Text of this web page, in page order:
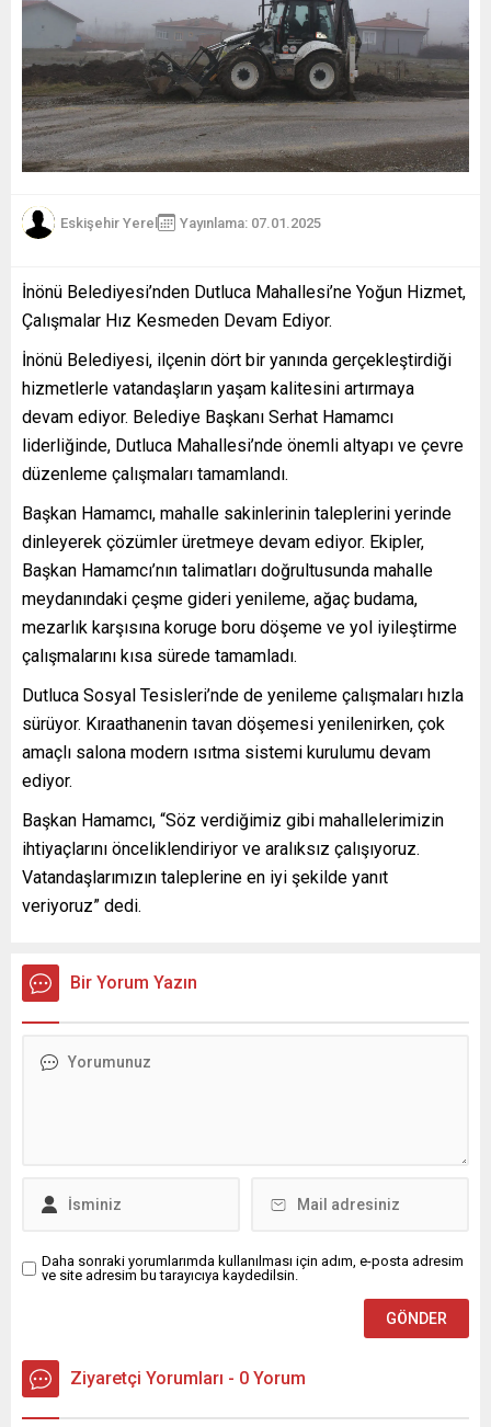
Eskişehir Yerel Yayınlama: 07.01.2025
İnönü Belediyesi’nden Dutluca Mahallesi’ne Yoğun Hizmet,
Çalışmalar Hız Kesmeden Devam Ediyor.
İnönü Belediyesi, ilçenin dört bir yanında gerçekleştirdiği
hizmetlerle vatandaşların yaşam kalitesini artırmaya
devam ediyor. Belediye Başkanı Serhat Hamamcı
liderliğinde, Dutluca Mahallesi’nde önemli altyapı ve çevre
düzenleme çalışmaları tamamlandı.
Başkan Hamamcı, mahalle sakinlerinin taleplerini yerinde
dinleyerek çözümler üretmeye devam ediyor. Ekipler,
Başkan Hamamcı’nın talimatları doğrultusunda mahalle
meydanındaki çeşme gideri yenileme, ağaç budama,
mezarlık karşısına koruge boru döşeme ve yol iyileştirme
çalışmalarını kısa sürede tamamladı.
Dutluca Sosyal Tesisleri’nde de yenileme çalışmaları hızla
sürüyor. Kıraathanenin tavan döşemesi yenilenirken, çok
amaçlı salona modern ısıtma sistemi kurulumu devam
ediyor.
Başkan Hamamcı, “Söz verdiğimiz gibi mahallelerimizin
ihtiyaçlarını önceliklendiriyor ve aralıksız çalışıyoruz.
Vatandaşlarımızın taleplerine en iyi şekilde yanıt
veriyoruz” dedi.
Bir Yorum Yazın
Daha sonraki yorumlarımda kullanılması için adım, e-posta adresim
ve site adresim bu tarayıcıya kaydedilsin.
Ziyaretçi Yorumları - 0 Yorum